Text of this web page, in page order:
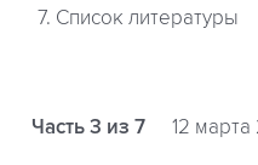
7. Список литературы
Часть 3 из 7 12 марта